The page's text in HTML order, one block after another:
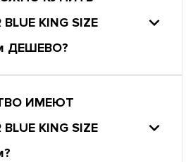
KING SIZE
ДЕШЕВО?
ИМЕЮТ
KING SIZE